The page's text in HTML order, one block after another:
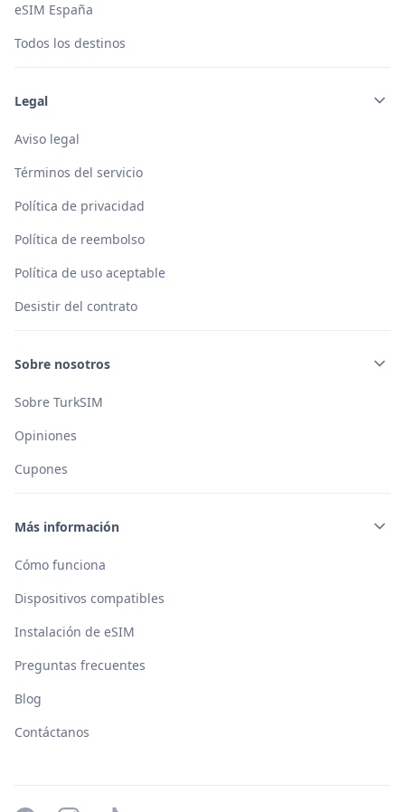
eSIM España
Todos los destinos
Legal
Aviso legal
Términos del servicio
Política de privacidad
Política de reembolso
Política de uso aceptable
Desistir del contrato
Sobre nosotros
Sobre TurkSIM
Opiniones
Cupones
Más información
Cómo funciona
Dispositivos compatibles
Instalación de eSIM
Preguntas frecuentes
Blog
Contáctanos